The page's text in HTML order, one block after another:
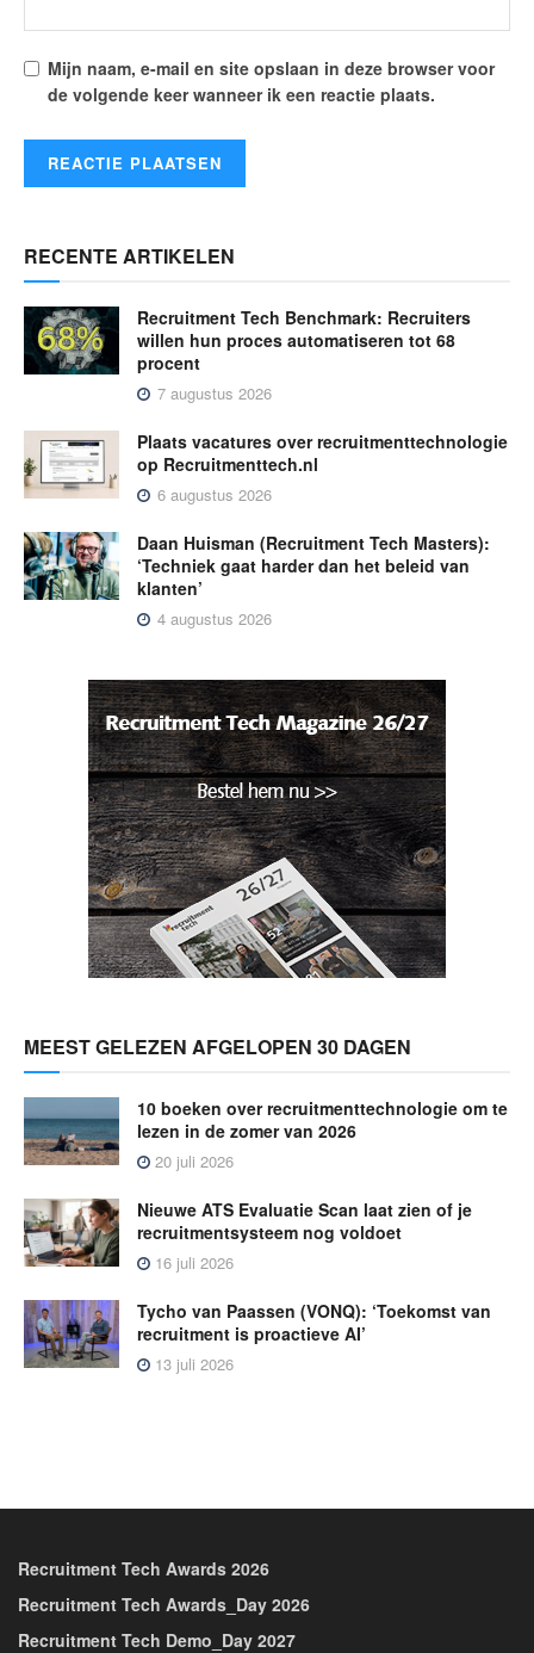
Mijn naam, e-mail en site opslaan in deze browser voor
de volgende keer wanneer ik een reactie plaats.
RECENTE ARTIKELEN
Recruitment Tech Benchmark: Recruiters
willen hun proces automatiseren tot 68
procent
7 augustus 2026
Plaats vacatures over recruitmenttechnologie
op Recruitmenttech.nl
6 augustus 2026
Daan Huisman (Recruitment Tech Masters):
‘Techniek gaat harder dan het beleid van
klanten’
4 augustus 2026
MEEST GELEZEN AFGELOPEN 30 DAGEN
10 boeken over recruitmenttechnologie om te
lezen in de zomer van 2026
20 juli 2026
Nieuwe ATS Evaluatie Scan laat zien of je
recruitmentsysteem nog voldoet
16 juli 2026
Tycho van Paassen (VONQ): ‘Toekomst van
recruitment is proactieve AI’
13 juli 2026
Recruitment Tech Awards 2026
Recruitment Tech Awards_Day 2026
Recruitment Tech Demo_Day 2027